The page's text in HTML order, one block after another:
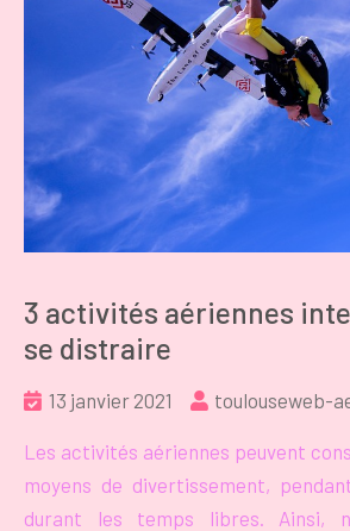
3 activités aériennes
se distraire
13 janvier 2021 toulouseweb-
Les activités aériennes peuvent
moyens de divertissement,
durant les temps libres. Ainsi,